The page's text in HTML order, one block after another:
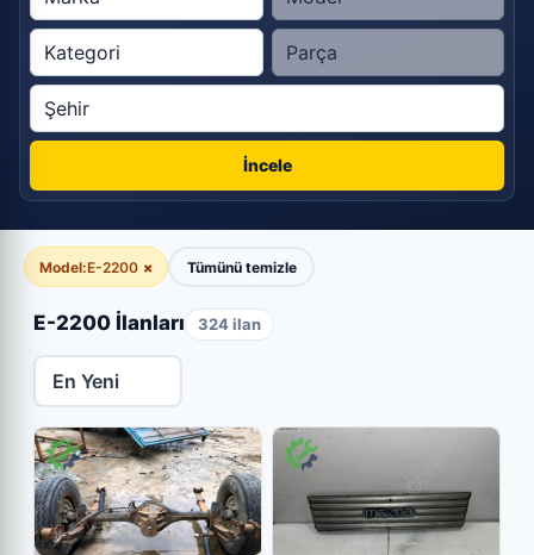
İncele
Model:E-2200 × Tümünü temizle
E-2200 İlanları 324 ilan